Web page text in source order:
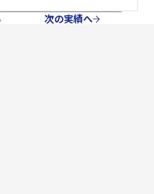
次の実績へ